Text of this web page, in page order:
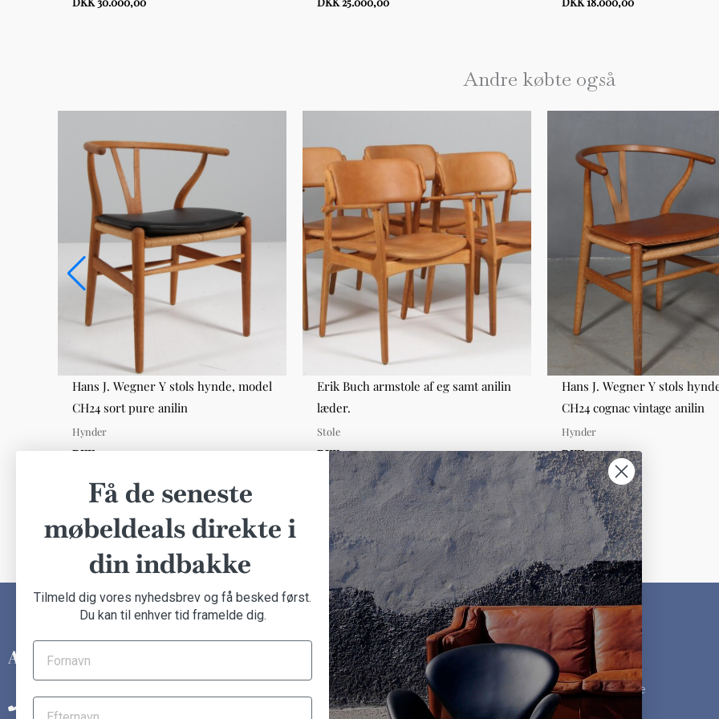
Andre købte også
Hans J. Wegner Y stols hynde, model
CH24 sort pure anilin
Hynder
DKK 400,00
Erik Buch armstole af eg samt anilin
læder.
Stole
DKK 4.000,00
Hans J. Wegner Y stols
CH24 cognac vintage anilin
Hynder
DKK 400,00
INFORMATION
Om Another Classic
KUNDESERVICE
Kontakt os
Ofte stillede spørgsmål
MØBLER
Møbelklassikere
Designere
Få de seneste
møbeldeals direkte i
din indbakke
Tilmeld dig vores nyhedsbrev og få besked først.
Du kan til enhver tid framelde dig.